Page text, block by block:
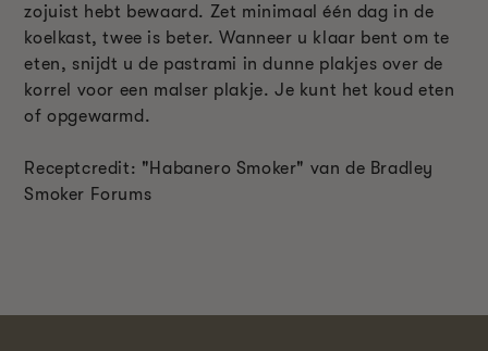
zojuist hebt bewaard. Zet minimaal één dag in de
koelkast, twee is beter. Wanneer u klaar bent om te
eten, snijdt u de pastrami in dunne plakjes over de
korrel voor een malser plakje. Je kunt het koud eten
of opgewarmd.
Receptcredit: "Habanero Smoker" van de Bradley
Smoker Forums